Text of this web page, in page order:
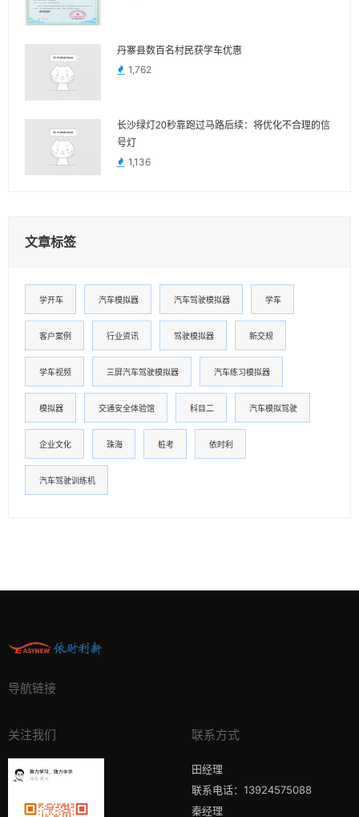
丹寨县数百名村民获学车优惠
1,762
长沙绿灯20秒靠跑过马路后续：将优化不合理的信
号灯
1,136
文章标签
学开车 汽车模拟器 汽车驾驶模拟器 学车
客户案例 行业资讯 驾驶模拟器 新交规
学车视频 三屏汽车驾驶模拟器 汽车练习模拟器
模拟器 交通安全体验馆 科目二 汽车模拟驾驶
企业文化 珠海 桩考 依时利
汽车驾驶训练机
导航链接
关注我们 联系方式
田经理
联系电话：13924575088
秦经理